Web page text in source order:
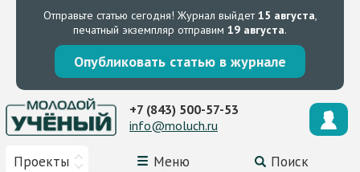
Отправьте статью сегодня! Журнал выйдет15 августа,
печатный экземпляр отправим 19 августа.
Опубликовать статью в журнале
Проекты Меню Поиск
+7 (843) 500-57-53
info@moluch.ru